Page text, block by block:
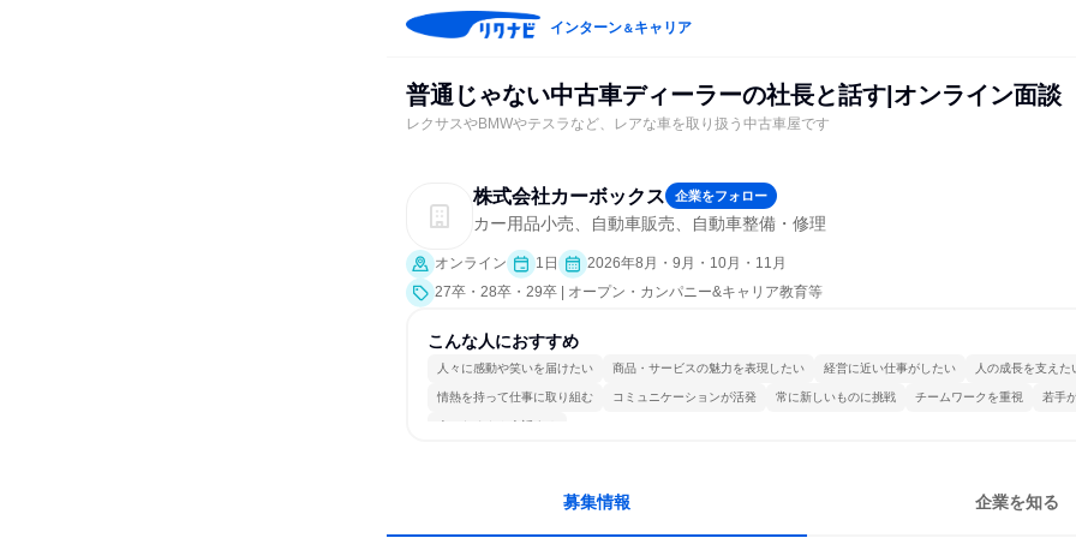
インターン＆キャリア
普通じゃない中古車ディーラーの社長と話す|オンライン面談
レクサスやBMWやテスラなど、レアな車を取り扱う中古車屋です
株式会社カーボックス 企業をフォロー
カー用品小売、自動車販売、自動車整備・修理
オンライン 1日
2026年8月・9月・10月・11月
27卒・28卒・29卒 | オープン・カンパニー&キャリア教育等
こんな人におすすめ
人々に感動や笑いを届けたい 商品・サービスの魅力を表現したい 経営に近い仕事がしたい 人の成長を支えた
情熱を持って仕事に取り組む コミュニケーションが活発 常に新しいものに挑戦 チームワークを重視 若手
人とたくさん会話する
募集情報 企業を知る